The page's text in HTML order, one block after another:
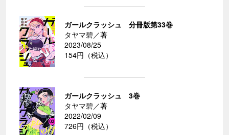
ガールクラッシュ 分冊版第33巻
タヤマ碧／著
2023/08/25
154円（税込）
ガールクラッシュ 3巻
タヤマ碧／著
2022/02/09
726円（税込）